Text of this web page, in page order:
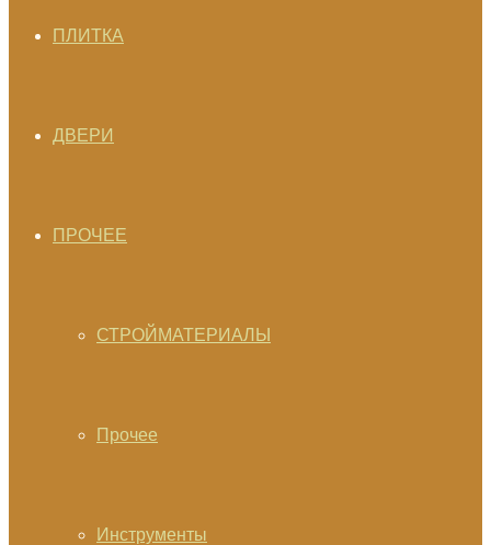
ПЛИТКА
ДВЕРИ
ПРОЧЕЕ
СТРОЙМАТЕРИАЛЫ
Прочее
Инструменты